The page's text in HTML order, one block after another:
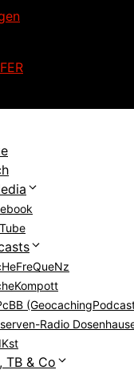
Radio
TB & Co